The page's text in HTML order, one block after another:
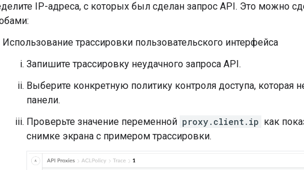
IP-адреса, с которых был сделан запрос API. Это можно
Использование трассировки пользовательского интерфейса
Запишите трассировку неудачного запроса API.
Выберите конкретную политику контроля доступа, которая
панели.
Проверьте значение переменной proxy.client.ip как
снимке экрана с примером трассировки.